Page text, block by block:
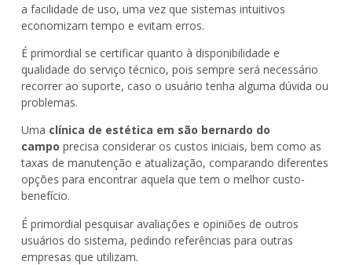
a facilidade de uso, uma vez que sistemas intuitivos
economizam tempo e evitam erros.
É primordial se certificar quanto à disponibilidade e
qualidade do serviço técnico, pois sempre será necessário
recorrer ao suporte, caso o usuário tenha alguma dúvida ou
problemas.
Uma clínica de estética em são bernardo do
campo precisa considerar os custos iniciais, bem como as
taxas de manutenção e atualização, comparando diferentes
opções para encontrar aquela que tem o melhor custo-
benefício.
É primordial pesquisar avaliações e opiniões de outros
usuários do sistema, pedindo referências para outras
empresas que utilizam.